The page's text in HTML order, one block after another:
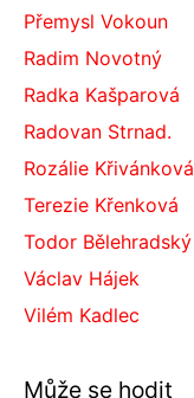
Přemysl Vokoun
Radim Novotný
Radka Kašparová
Radovan Strnad.
Rozálie Křivánková
Terezie Křenková
Todor Bělehradský
Václav Hájek
Vilém Kadlec
Může se hodit